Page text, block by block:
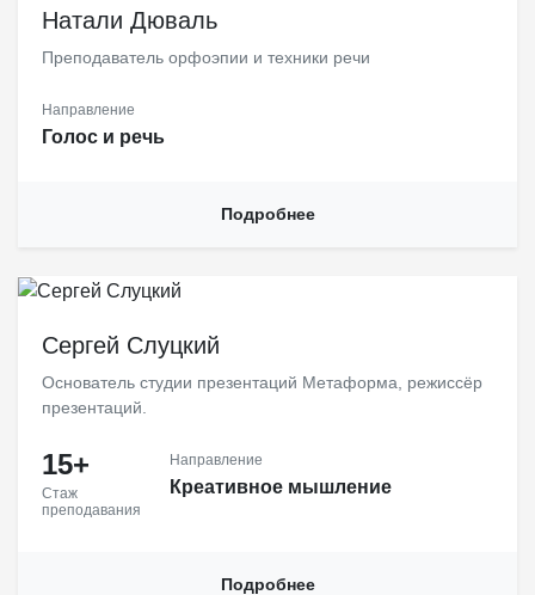
Натали Дюваль
Преподаватель орфоэпии и техники речи
Направление
Голос и речь
Подробнее
Сергей Слуцкий
Основатель студии презентаций Метаформа, режиссёр
презентаций.
15+
Стаж
преподавания
Направление
Креативное мышление
Подробнее